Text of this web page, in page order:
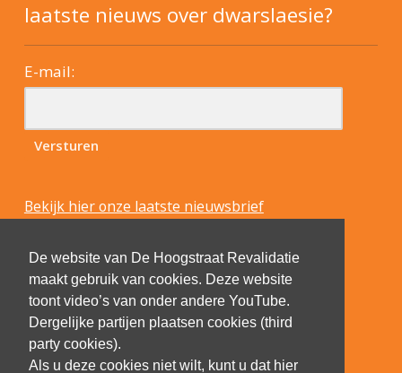
De website van De Hoogstraat Revalidatie
maakt gebruik van cookies. Deze website
toont video’s van onder andere YouTube.
Dergelijke partijen plaatsen cookies (third
party cookies).
Als u deze cookies niet wilt, kunt u dat hier
laatste nieuws over dwarslaesie?
E-mail:
Bekijk hier onze laatste nieuwsbrief